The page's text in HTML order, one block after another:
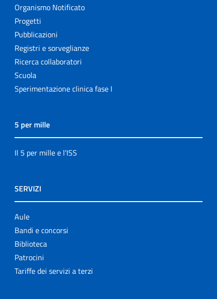
Organismo Notificato
Progetti
Pubblicazioni
Registri e sorveglianze
Ricerca collaboratori
Scuola
Sperimentazione clinica fase I
5 per mille
Il 5 per mille e l'ISS
SERVIZI
Aule
Bandi e concorsi
Biblioteca
Patrocini
Tariffe dei servizi a terzi